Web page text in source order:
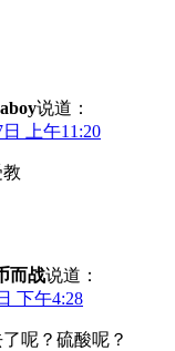
说道：
上午11:20
而战说道：
下午4:28
呢？硫酸呢？